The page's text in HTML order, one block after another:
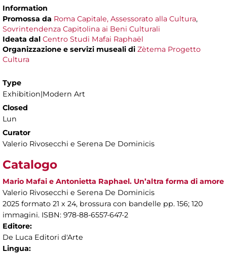
Information
Promossa da Roma Capitale, Assessorato alla Cultura,
Sovrintendenza Capitolina ai Beni Culturali
Ideata dal Centro Studi Mafai Raphaël
Organizzazione e servizi museali di Zètema Progetto
Cultura
Type
Exhibition|Modern Art
Closed
Lun
Curator
Valerio Rivosecchi e Serena De Dominicis
Catalogo
Mario Mafai e Antonietta Raphael. Un’altra forma di amore
Valerio Rivosecchi e Serena De Dominicis
2025 formato 21 x 24, brossura con bandelle pp. 156; 120
immagini. ISBN: 978-88-6557-647-2
Editore:
De Luca Editori d'Arte
Lingua: